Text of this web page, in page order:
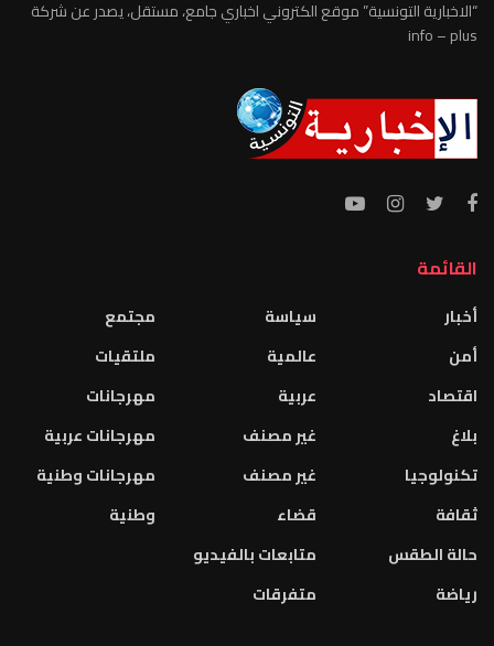
“الاخبارية التونسية” موقع الكتروني اخباري جامع، مستقل، يصدر عن شركة
info – plus
القائمة
أخبار
أمن
اقتصاد
بلاغ
تكنولوجيا
ثقافة
حالة الطقس
رياضة
سياسة
عالمية
عربية
غير مصنف
غير مصنف
قضاء
متابعات بالفيديو
متفرقات
مجتمع
ملتقيات
مهرجانات
مهرجانات عربية
مهرجانات وطنية
وطنية